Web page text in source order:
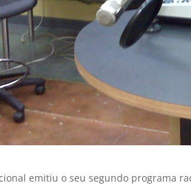
emitiu o seu segundo programa